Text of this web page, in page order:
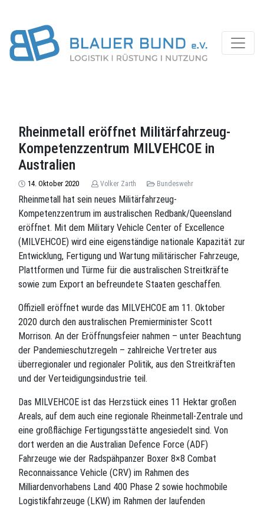
Rheinmetall eröffnet Militärfahrzeug-
Kompetenzzentrum MILVEHCOE in
Australien
14. Oktober 2020 Volker Zarth Bundeswehr
Rheinmetall hat sein neues Militärfahrzeug-
Kompetenzzentrum im australischen Redbank/Queensland
eröffnet. Mit dem Military Vehicle Center of Excellence
(MILVEHCOE) wird eine eigenständige nationale Kapazität zur
Entwicklung, Fertigung und Wartung militärischer Fahrzeuge,
Plattformen und Türme für die australischen Streitkräfte
sowie zum Export an befreundete Staaten geschaffen.
Offiziell eröffnet wurde das MILVEHCOE am 11. Oktober
2020 durch den australischen Premierminister Scott
Morrison. An der Eröffnungsfeier nahmen – unter Beachtung
der Pandemieschutzregeln – zahlreiche Vertreter aus
überregionaler und regionaler Politik, aus den Streitkräften
und der Verteidigungsindustrie teil.
Das MILVEHCOE ist das Herzstück eines 11 Hektar großen
Areals, auf dem auch eine regionale Rheinmetall-Zentrale und
eine großflächige Fertigungsstätte angesiedelt sind. Von
dort werden an die Australian Defence Force (ADF)
Fahrzeuge wie der Radspähpanzer Boxer 8×8 Combat
Reconnaissance Vehicle (CRV) im Rahmen des
Milliardenvorhabens Land 400 Phase 2 sowie hochmobile
Logistikfahrzeuge (LKW) im Rahmen der laufenden